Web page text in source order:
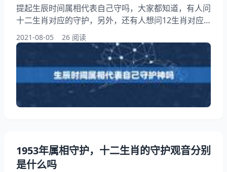
提起生辰时间属相代表自己守吗，大家都知道，有人问
十二生肖对应的守护，另外，还有人想问12生肖对应
的守是哪些？你知道这是怎么回事？其实听人说十二生
肖都有一个自已的守，谁有这方面…，下面就一起来看
看生肖鼠的守是什么？希望能够帮助到大家！ 生辰时
间属相代表自己守吗 我想一下 关于十二属相的守问题
听人说十二生肖都有一个自已的守，谁有这方面… 本
身这十二头动物就是各自的守护了
2021-08-05 26 阅读
1953年属相守护，十二生肖的守护观音分别
是什么吗